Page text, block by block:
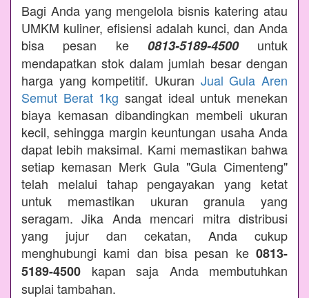
Bagi Anda yang mengelola bisnis katering atau
UMKM kuliner, efisiensi adalah kunci, dan Anda
bisa pesan ke 0813-5189-4500untuk
mendapatkan stok dalam jumlah besar dengan
harga yang kompetitif. Ukuran Jual Gula Aren
Semut Berat 1kg sangat ideal untuk menekan
biaya kemasan dibandingkan membeli ukuran
kecil, sehingga margin keuntungan usaha Anda
dapat lebih maksimal. Kami memastikan bahwa
setiap kemasan Merk Gula "Gula Cimenteng"
telah melalui tahap pengayakan yang ketat
untuk memastikan ukuran granula yang
seragam. Jika Anda mencari mitra distribusi
yang jujur dan cekatan, Anda cukup
menghubungi kami dan bisa pesan ke 0813-
5189-4500 kapan saja Anda membutuhkan
suplai tambahan.